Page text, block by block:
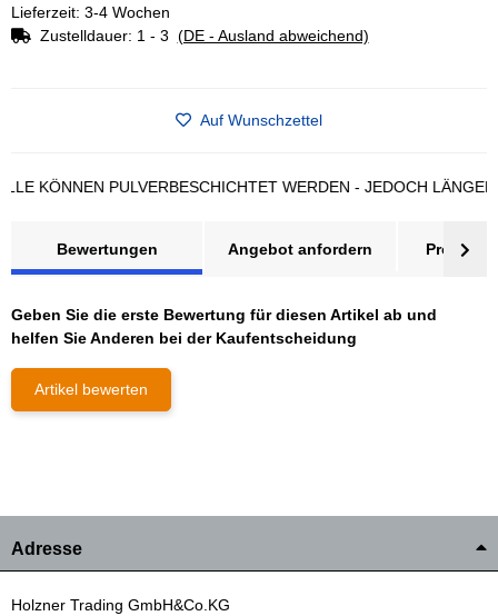
Lieferzeit: 3-4 Wochen
Zustelldauer: 1 - 3 (DE - Ausland abweichend)
Auf Wunschzettel
PULVERBESCHICHTET WERDEN - JEDOCH LÄNGERE
Bewertungen Angebot anfordern
Geben Sie die erste Bewertung für diesen Artikel ab und
helfen Sie Anderen bei der Kaufentscheidung
Artikel bewerten
Adresse
Holzner Trading GmbH&Co.KG